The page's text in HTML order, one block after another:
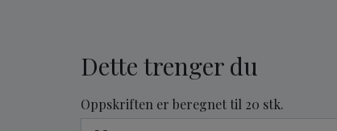
Dette trenger du
Oppskriften er beregnet til 20 stk.